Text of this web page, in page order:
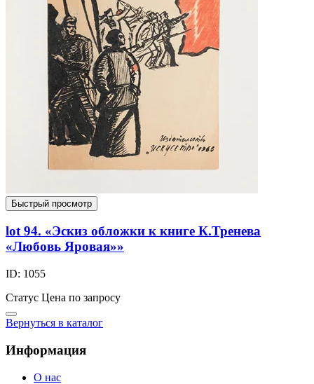
Быстрый просмотр
lot 94. «Эскиз обложки к книге К.Тренева
«Любовь Яровая»»
ID: 1055
Статус Цена по запросу
Вернуться в каталог
Информация
О нас